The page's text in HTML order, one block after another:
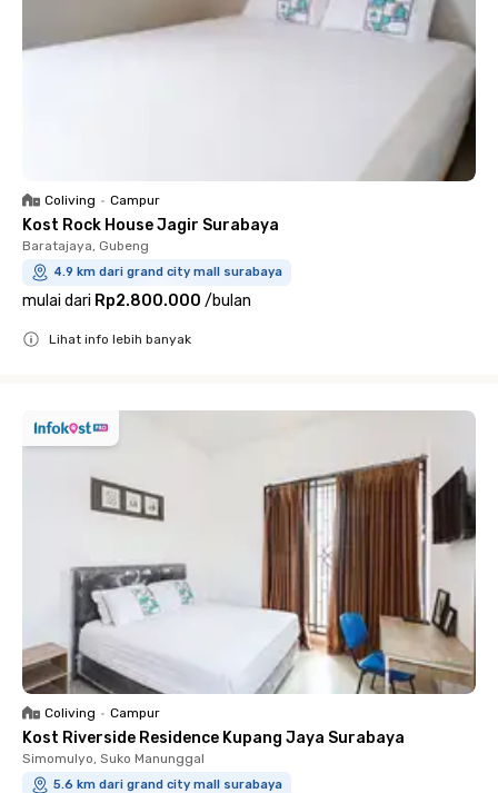
Coliving • Campur
Kost Rock House Jagir Surabaya
Baratajaya, Gubeng
4.9 km dari grand city mall surabaya
mulai dari Rp2.800.000 /bulan
Lihat info lebih banyak
Coliving • Campur
Kost Riverside Residence Kupang Jaya Surabaya
Simomulyo, Suko Manunggal
5.6 km dari grand city mall surabaya